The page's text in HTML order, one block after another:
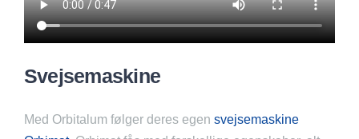
Svejsemaskine
Med Orbitalum følger deres egen svejsemaskine